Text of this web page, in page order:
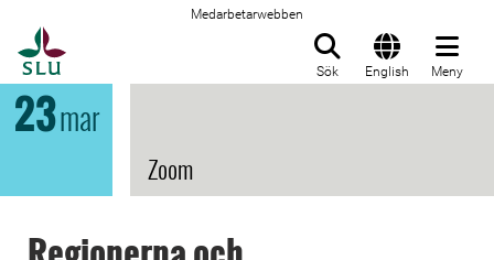
Medarbetarwebben
Sök English Meny
23mar
Zoom